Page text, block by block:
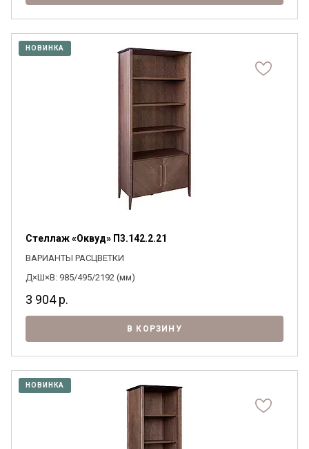
НОВИНКА
Стеллаж «Оквуд» П3.142.2.21
ВАРИАНТЫ РАСЦВЕТКИ
Д×Ш×В: 985/495/2192 (мм)
3 904р.
В КОРЗИНУ
НОВИНКА